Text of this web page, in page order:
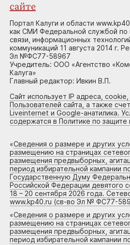
сайте
Портал Калуги и области
как СМИ Федеральной службой по
связи, информационных
коммуникаций 11 августа 2014 г.
Эл №ФС77-58967
Учредитель: ООО «Агентство
Калуга»
Главный редактор: Ивкин В.П.
Сайт использует IP адреса,
Пользователей сайта, а также
Liveinternet и Google-анатилика.
содержатся в Политике по
«Сведения о размере и других
размещению на страницах
размещения предвыборных,
период избирательной кампании
Государственную Думу
Российской Федерации девятого
18 – 20 сентября 2026 года.
www.kp40.ru (св-во Эл № ФС77-
«Сведения о размере и других
размещению на страницах
размещения предвыборных,
период избирательной кампании